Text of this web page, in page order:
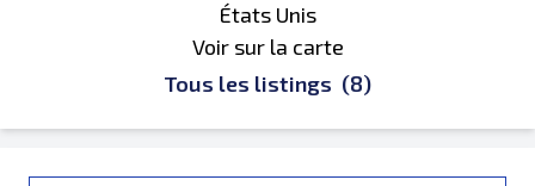
États Unis
Voir sur la carte
Tous les listings (8)